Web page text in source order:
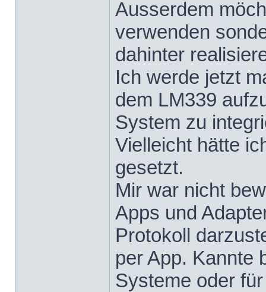
Ausserdem
verwenden
dahinter
Ich werde jetzt
dem LM339
System zu
Vielleicht hätte
gesetzt.
Mir war nicht
Apps und
Protokoll
per App. Kannte
Systeme oder